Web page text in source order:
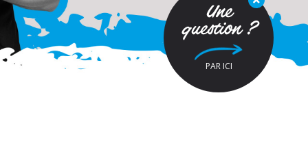
Une
question ?
PAR ICI